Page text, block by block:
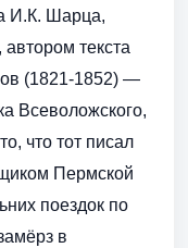
И.К. Шарца,
текста
(1821-1852) —
Всеволожского,
что тот писал
Пермской
поездок по
в